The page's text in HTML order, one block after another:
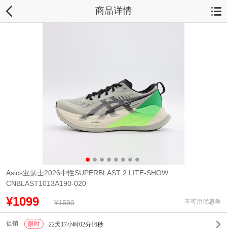
商品详情
Asics亚瑟士2026中性SUPERBLAST 2 LITE-SHOW
CNBLAST1013A190-020
¥1099 ¥1590 不可用优惠券
促销 限时 22天17小时02分16秒